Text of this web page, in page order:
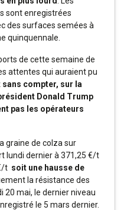
sont enregistrées
des surfaces semées à
quinquennale.
de cette semaine de
attentes qui auraient pu
sans compter, sur la
Donald Trump
pas les opérateurs
graine de colza sur
lundi dernier à 371,25 €/t
t soit une hausse de
la résistance des
20 mai, le dernier niveau
le 5 mars dernier.